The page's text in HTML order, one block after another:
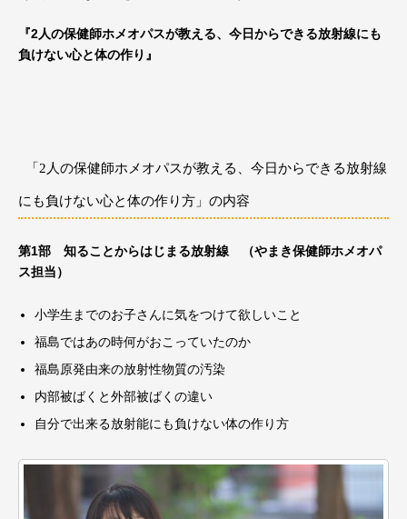
『2人の保健師ホメオパスが教える、今日からできる放射線にも
負けない心と体の作り』
「2人の保健師ホメオパスが教える、今日からできる放射線
にも負けない心と体の作り方」の内容
第1部 知ることからはじまる放射線 （やまき保健師ホメオパ
ス担当）
小学生までのお子さんに気をつけて欲しいこと
福島ではあの時何がおこっていたのか
福島原発由来の放射性物質の汚染
内部被ばくと外部被ばくの違い
自分で出来る放射能にも負けない体の作り方